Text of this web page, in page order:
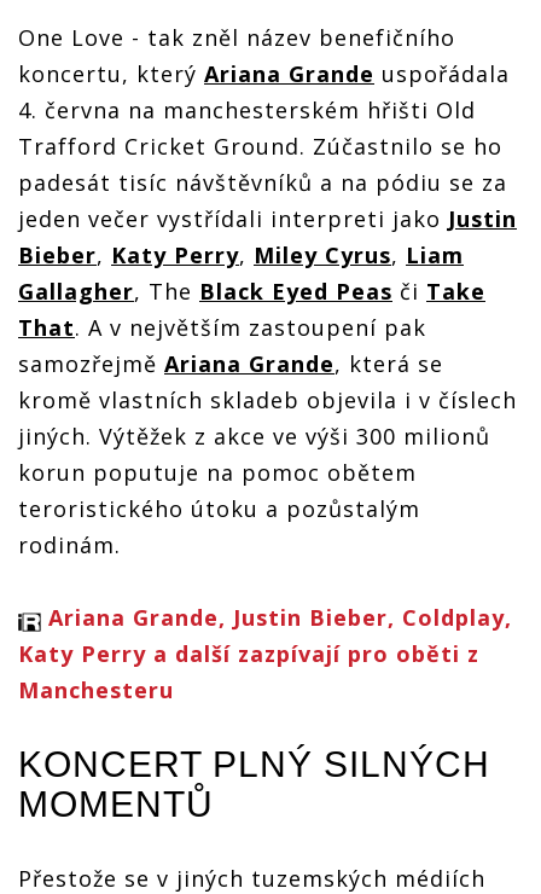
zlomený
Manchester
stále
song -
spojení
hudebníků
na
One Love
mělo
smysl
zlomený
Manchester
stále
zpívá svůj
spojení
hudebníků
na
koncertě
One Love
mělo
smysl
SCRIPTUM
(85): I
zlomený
stále
zpívá svůj
song -
spojení
na
koncertě
One Love
mělo
zlomený
stále
song -
spojení
na
One Love
mělo
smysl
One Love - tak zněl název benefičního
koncertu, který Ariana Grande uspořádala
4. června na manchesterském hřišti Old
Trafford Cricket Ground. Zúčastnilo se ho
padesát tisíc návštěvníků a na pódiu se za
jeden večer vystřídali interpreti jako Justin
Bieber, Katy Perry, Miley Cyrus, Liam
Gallagher, The Black Eyed Peas či Take
That. A v největším zastoupení pak
samozřejmě Ariana Grande, která se
kromě vlastních skladeb objevila i v číslech
jiných. Výtěžek z akce ve výši 300 milionů
korun poputuje na pomoc obětem
teroristického útoku a pozůstalým
rodinám.
Ariana Grande, Justin Bieber, Coldplay,
Katy Perry a další zazpívají pro oběti z
Manchesteru
KONCERT PLNÝ SILNÝCH
MOMENTŮ
Přestože se v jiných tuzemských médiích